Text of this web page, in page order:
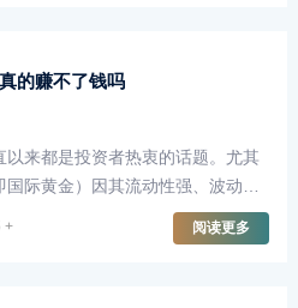
的赚不了钱吗
来都是投资者热衷的话题。尤其
际黄金）因其流动性强、波动性
然而，关于“伦敦金短线真的赚不了
问题没有简单的答案，但我们可以
+ 阅读更多